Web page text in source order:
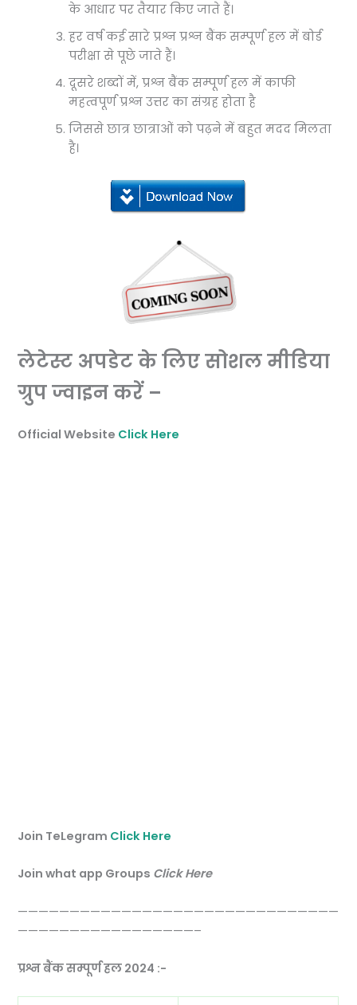
के आधार पर तैयार किए जाते हैं।
हर वर्ष कई सारे प्रश्न प्रश्न बैंक सम्पूर्ण हल में बोर्ड
परीक्षा से पूछे जाते हैं।
दूसरे शब्दों में, प्रश्न बैंक सम्पूर्ण हल में काफी
महत्वपूर्ण प्रश्न उत्तर का संग्रह होता है
जिससे छात्र छात्राओं को पढ़ने में बहुत मदद मिलता
है।
लेटेस्ट अपडेट के लिए सोशल मीडिया
ग्रुप ज्वाइन करें –
Official Website Click Here
Join TeLegram Click Here
Join what app Groups Click Here
———————————————————————————————
—————————————————–
प्रश्न बैंक सम्पूर्ण हल 2024 :-